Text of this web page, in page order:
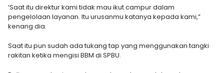
‘Saat itu direktur kami tidak mau ikut campur dalam
pengelolaan layanan. Itu urusanmu katanya kepada kami,”
kenang dia.
Saat itu pun sudah ada tukang tap yang menggunakan tangki
rakitan ketika mengisi BBM di SPBU.